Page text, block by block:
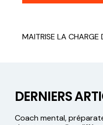
MAITRISE LA CHARGE
DERNIERS
Coach mental,